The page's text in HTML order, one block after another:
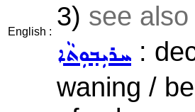
English :
3) see also
ܚܪܝܼܒ݂ܘܼܬܵܐ :
waning /